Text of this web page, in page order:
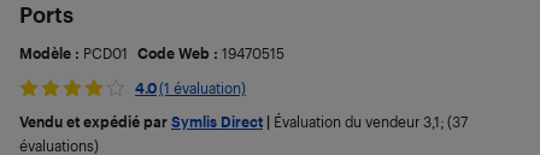
Ports
Modèle : PCD01 Code Web : 19470515
4.0(1 évaluation)
Vendu et expédié par Symlis Direct Évaluation du vendeur 3,1; (37
évaluations)